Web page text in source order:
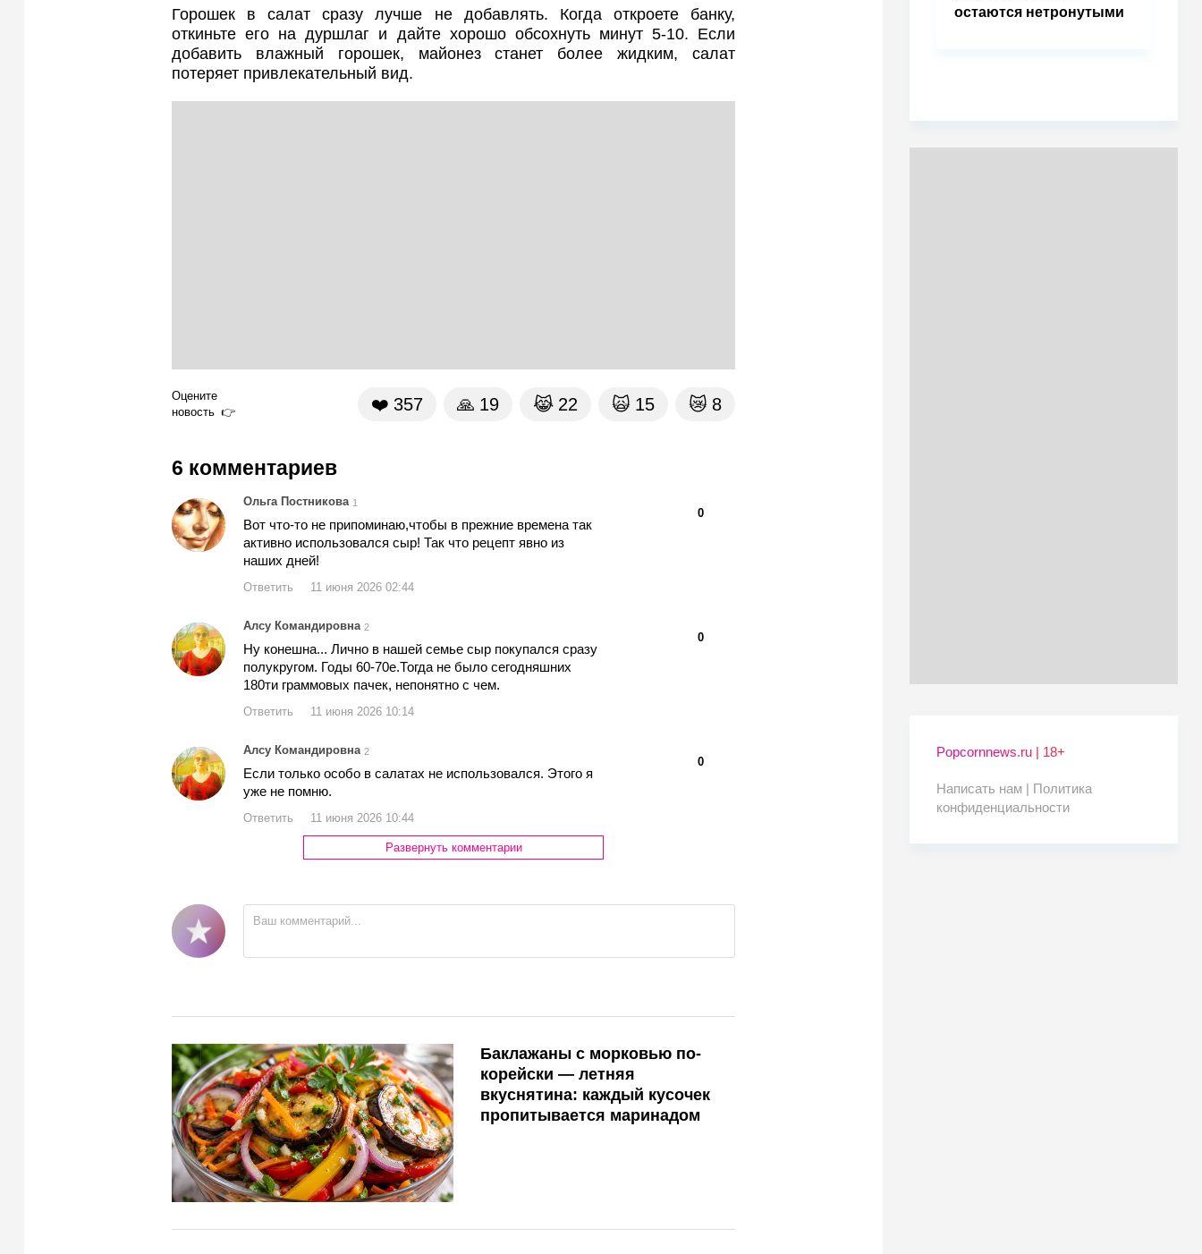
Горошек в салат сразу лучше не добавлять. Когда откроете банку,
откиньте его на дуршлаг и дайте хорошо обсохнуть минут 5-10. Если
добавить влажный горошек, майонез станет более жидким, салат
потеряет привлекательный вид.
Оцените
новость
❤️ 357 🙏 19 😹 22 🙀 15 😿 8
6 комментариев
Ольга Постникова 1
0
Вот что-то не припоминаю,чтобы в прежние времена так
активно использовался сыр! Так что рецепт явно из
наших дней!
Ответить 11 июня 2026 02:44
Алсу Командировна 2
0
Ну конешна... Лично в нашей семье сыр покупался сразу
полукругом. Годы 60-70е.Тогда не было сегодняшних
180ти граммовых пачек, непонятно с чем.
Ответить 11 июня 2026 10:14
Алсу Командировна 2
0
Если только особо в салатах не использовался. Этого я
уже не помню.
Ответить 11 июня 2026 10:44
Развернуть комментарии
Баклажаны с морковью по-
корейски — летняя
вкуснятина: каждый кусочек
пропитывается маринадом
остаются нетронутыми
Popcornnews.ru | 18+
Написать нам | Политика
конфиденциальности